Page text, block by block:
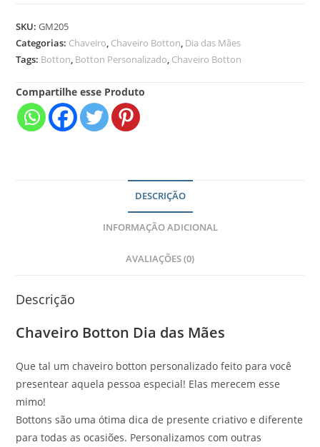
SKU:GM205
Categorias: Chaveiro Chaveiro Botton Dia das Mães
Tags: Botton Botton Personalizado Chaveiro Botton
Compartilhe esse Produto
DESCRIÇÃO
INFORMAÇÃO ADICIONAL
AVALIAÇÕES (0)
Descrição
Chaveiro Botton Dia das Mães
Que tal um chaveiro botton personalizado feito para você
presentear aquela pessoa especial! Elas merecem esse
mimo!
Bottons são uma ótima dica de presente criativo e diferente
para todas as ocasiões. Personalizamos com outras